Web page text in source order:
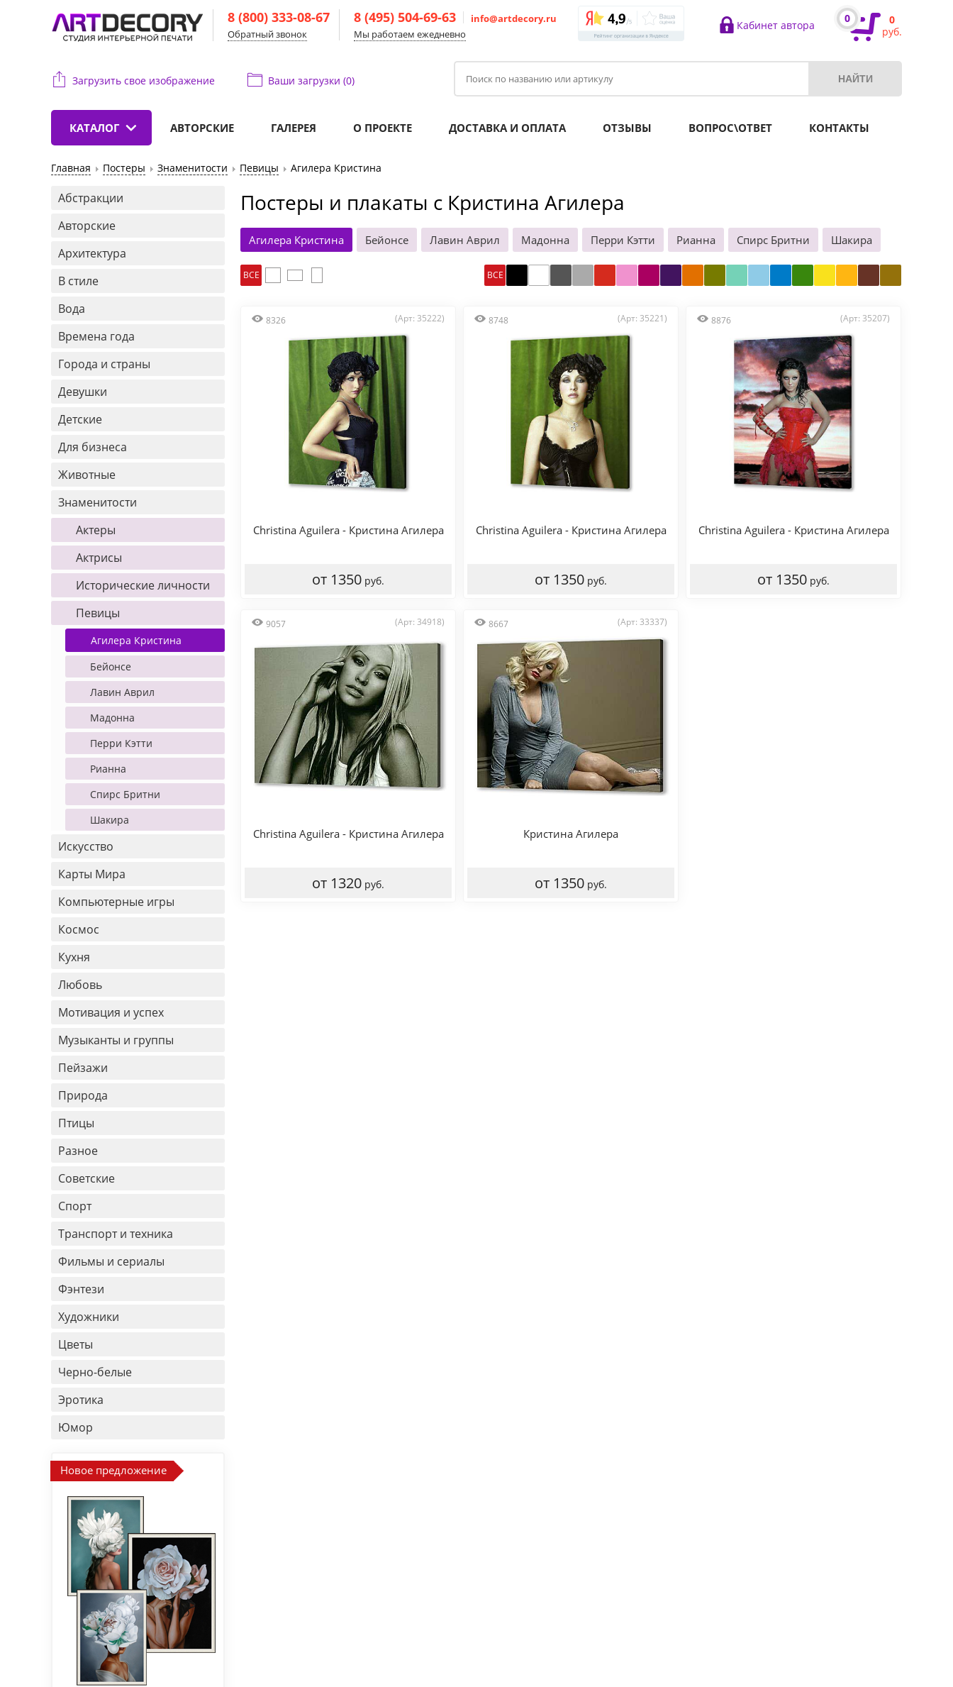
8 (800) 333-08-67
Обратный звонок
8 (495) 504-69-63
info@artdecory.ru
Мы работаем ежедневно
Кабинет автора
0
0
руб.
Загрузить свое изображение Ваши загрузки (0)
КАТАЛОГ АВТОРСКИЕ ГАЛЕРЕЯ О ПРОЕКТЕ ДОСТАВКА И ОПЛАТА ОТЗЫВЫ ВОПРОС\ОТВЕТ КОНТАКТЫ
Главная Постеры Знаменитости Певицы Агилера Кристина
Абстракции
Авторские
Архитектура
В стиле
Вода
Времена года
Города и страны
Девушки
Детские
Для бизнеса
Животные
Знаменитости
Актеры
Актрисы
Исторические личности
Певицы
Агилера Кристина
Бейонсе
Лавин Аврил
Мадонна
Перри Кэтти
Рианна
Спирс Бритни
Шакира
Искусство
Карты Мира
Компьютерные игры
Космос
Кухня
Любовь
Мотивация и успех
Музыканты и группы
Пейзажи
Природа
Птицы
Разное
Советские
Спорт
Транспорт и техника
Фильмы и сериалы
Фэнтези
Художники
Цветы
Черно-белые
Эротика
Юмор
Новое предложение
Постеры и плакаты с Кристина Агилера
Агилера Кристина Бейонсе Лавин Аврил Мадонна Перри Кэтти Рианна Спирс Бритни Шакира
ВСЕ ВСЕ
8326 (Арт: 35222)
Christina Aguilera - Кристина Агилера
от 1350 руб.
8748 (Арт: 35221)
Christina Aguilera - Кристина Агилера
от 1350 руб.
8876 (Арт: 35207)
Christina Aguilera - Кристина Агилера
от 1350 руб.
9057 (Арт: 34918)
Christina Aguilera - Кристина Агилера
от 1320 руб.
8667 (Арт: 33337)
Кристина Агилера
от 1350 руб.